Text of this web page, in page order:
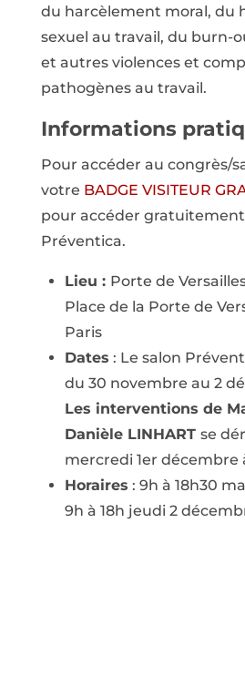
du harcèlement moral, du
sexuel au travail, du burn-
et autres violences et
pathogènes au travail.
Informations
Pour accéder au congrès/
votre BADGE VISITEUR
pour accéder gratuitement
Préventica.
Lieu : Porte de Versailles
Place de la Porte de
Paris
Dates : Le salon
du 30 novembre au 2
Les interventions de
Danièle LINHART se
mercredi 1er décembre
Horaires : 9h à 18h30
9h à 18h jeudi 2